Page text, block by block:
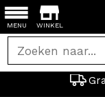
WINKEL
MENU